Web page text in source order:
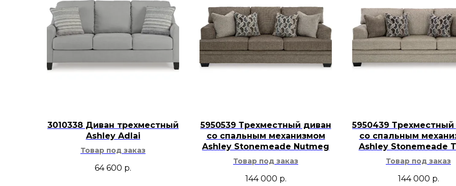
3010338 Диван трехместный
Ashley Adlai
Товар под заказ
64 600 р.
5950539 Трехместный диван
со спальным механизмом
Ashley Stonemeade Nutmeg
Товар под заказ
144 000 р.
5950439 Трехместный
со спальным
Ashley Stonemeade
Товар под заказ
144 000 р.